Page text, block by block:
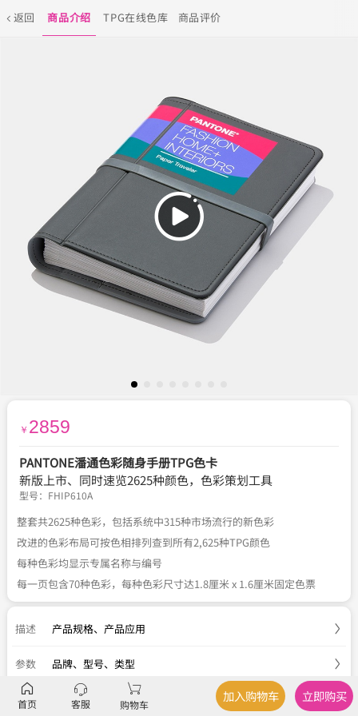
返回 商品介绍 TPG在线色库 商品评价
￥ 2859
PANTONE潘通色彩随身手册TPG色卡
新版上市、同时速览2625种颜色，色彩策划工具
型号： FHIP610A
整套共2625种色彩，包括系统中315种市场流行的新色彩
改进的色彩布局可按色相排列查到所有2,625种TPG颜色
每种色彩均显示专属名称与编号
每一页包含70种色彩，每种色彩尺寸达1.8厘米 x 1.6厘米固定色票
描述 产品规格、 产品应用
参数 品牌、型号、类型
服务 官方正品 关于税费、 七天退换
首页 客服 购物车
加入购物车 立即购买